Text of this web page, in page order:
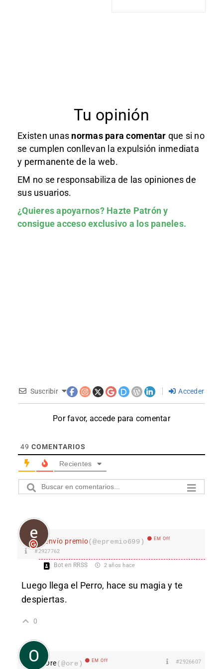
Tu opinión
Existen unas normas para comentar que si no
se cumplen conllevan la expulsión inmediata
y permanente de la web.
EM no se responsabiliza de las opiniones de
sus usuarios.
¿Quieres apoyarnos? Hazte Patróny
consigue acceso exclusivo a los paneles.
Suscribir Acceder
Por favor, accede para comentar
49 COMENTARIOS
Recientes
envío premio(@epremio699) EM Off
#2927762
Bot en RRSS 2 años hace
Luego llega el Perro, hace su magia y te
despiertas.
0
Ore(@ore) EM Off #2926607